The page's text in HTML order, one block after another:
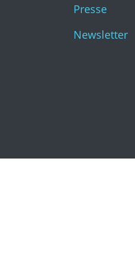
KatharinenruinePresse
Newsletter